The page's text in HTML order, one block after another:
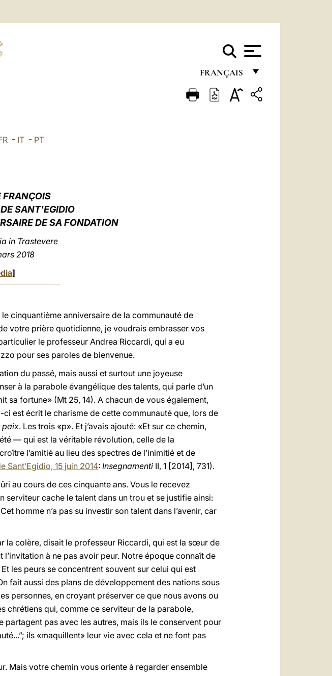
FRANÇAIS
FRANÇAIS
- IT - PT
FRANÇOIS
SANT'EGIDIO
DE SA FONDATION
in Trastevere
2018
]
cinquantième anniversaire de la communauté de
votre prière quotidienne, je voudrais embrasser vos
le professeur Andrea Riccardi, qui a eu
pour ses paroles de bienvenue.
du passé, mais aussi et surtout une joyeuse
à la parabole évangélique des talents, qui parle d’un
sa fortune» (Mt 25, 14). A chacun de vous également,
est écrit le charisme de cette communauté que, lors de
paix. Les trois «p». Et j’avais ajouté: «Et sur ce chemin,
— qui est la véritable révolution, celle de la
l’amitié au lieu des spectres de l’inimitié et de
Sant’Egidio, 15 juin 2014: Insegnamenti II, 1 [2014], 731).
au cours de ces cinquante ans. Vous le recevez
serviteur cache le talent dans un trou et se justifie ainsi:
homme n’a pas su investir son talent dans l’avenir, car
la colère, disait le professeur Riccardi, qui est la sœur de
l’invitation à ne pas avoir peur. Notre époque connaît de
les peurs se concentrent souvent sur celui qui est
fait aussi des plans de développement des nations sous
personnes, en croyant préserver ce que nous avons ou
chrétiens qui, comme ce serviteur de la parabole,
partagent pas avec les autres, mais ils le conservent pour
ils «maquillent» leur vie avec cela et ne font pas
Mais votre chemin vous oriente à regarder ensemble